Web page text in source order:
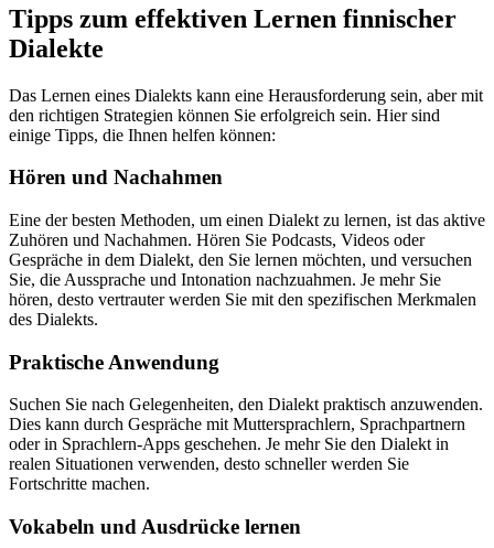
Tipps zum effektiven Lernen finnischer
Dialekte
Das Lernen eines Dialekts kann eine Herausforderung sein, aber mit
den richtigen Strategien können Sie erfolgreich sein. Hier sind
einige Tipps, die Ihnen helfen können:
Hören und Nachahmen
Eine der besten Methoden, um einen Dialekt zu lernen, ist das aktive
Zuhören und Nachahmen. Hören Sie Podcasts, Videos oder
Gespräche in dem Dialekt, den Sie lernen möchten, und versuchen
Sie, die Aussprache und Intonation nachzuahmen. Je mehr Sie
hören, desto vertrauter werden Sie mit den spezifischen Merkmalen
des Dialekts.
Praktische Anwendung
Suchen Sie nach Gelegenheiten, den Dialekt praktisch anzuwenden.
Dies kann durch Gespräche mit Muttersprachlern, Sprachpartnern
oder in Sprachlern-Apps geschehen. Je mehr Sie den Dialekt in
realen Situationen verwenden, desto schneller werden Sie
Fortschritte machen.
Vokabeln und Ausdrücke lernen